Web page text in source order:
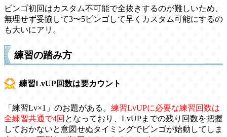
ビンゴ初回はカスタム不可能で全抜きするのが難しいため、
無理せず妥協して3〜5ビンゴして早くカスタム可能にするの
も大いにアリ。
練習の踏み方
練習LvUP回数は要カウント
「練習Lv×1」のお題がある。 練習LvUPに必要な練習回数は
全練習共通で4回 となっており、LvUPまでの残り回数を把握
しておかないと意図せぬタイミングでビンゴが始動してしま